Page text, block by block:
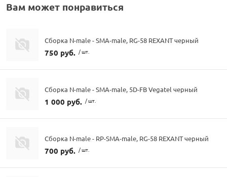
Вам может понравиться
Сборка N-male - SMA-male, RG-58 REXANT черный
750 руб. / шт.
Сборка N-male - SMA-male, 5D-FB Vegatel черный
1 000 руб. / шт.
Сборка N-male - RP-SMA-male, RG-58 REXANT черный
700 руб. / шт.